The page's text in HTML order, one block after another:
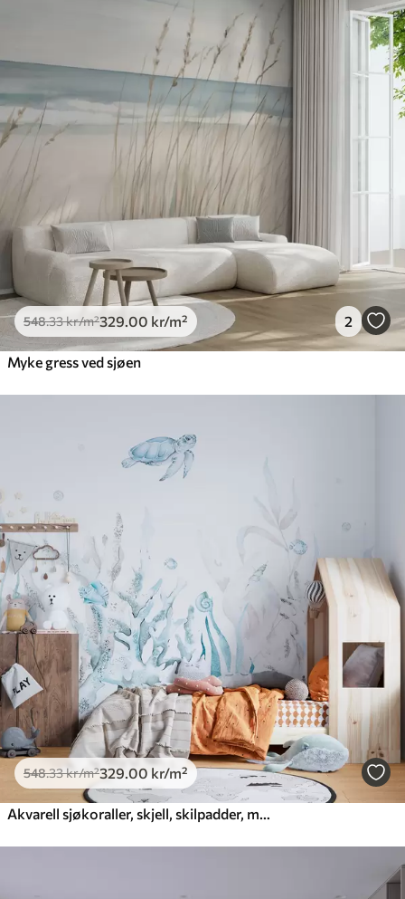
548.33kr/m²329.00 kr/m² 2
Myke gress ved sjøen
548.33kr/m²329.00 kr/m²
Akvarell sjøkoraller, skjell, skilpadder, marint liv, myke blå farger